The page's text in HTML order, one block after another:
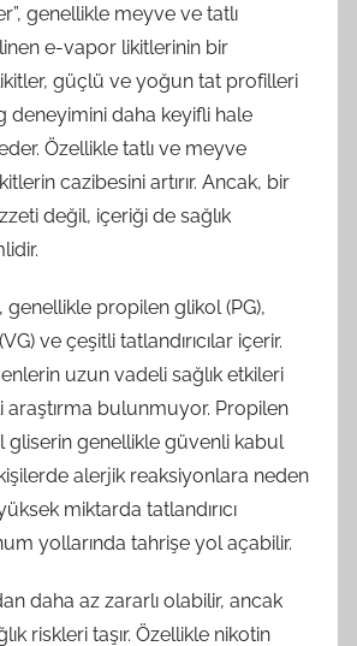
genellikle meyve ve tatlı
e-vapor likitlerinin bir
likitler, güçlü ve yoğun tat profilleri
deneyimini daha keyifli hale
Özellikle tatlı ve meyve
cazibesini artırır. Ancak, bir
değil, içeriği de sağlık
propilen glikol (PG),
ve çeşitli tatlandırıcılar içerir.
uzun vadeli sağlık etkileri
araştırma bulunmuyor. Propilen
gliserin genellikle güvenli kabul
alerjik reaksiyonlara neden
miktarda tatlandırıcı
yollarında tahrişe yol açabilir.
daha az zararlı olabilir, ancak
riskleri taşır. Özellikle nikotin